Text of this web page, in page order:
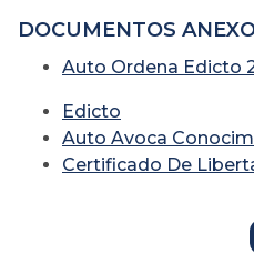
DOCUMENTOS
Auto Ordena Edicto
Edicto
Auto Avoca
Certificado De